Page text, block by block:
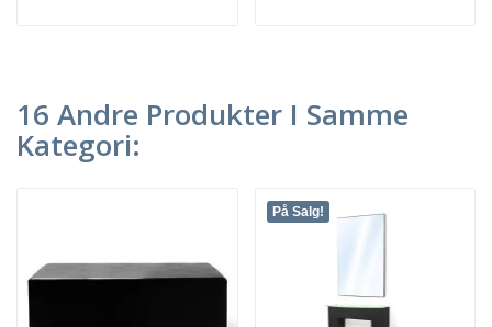
16 Andre Produkter I Samme
Kategori:
På Salg!